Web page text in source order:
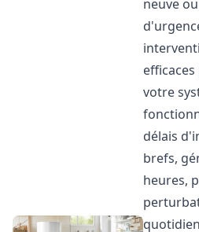
neuve
votre
délais
brefs,
heures,